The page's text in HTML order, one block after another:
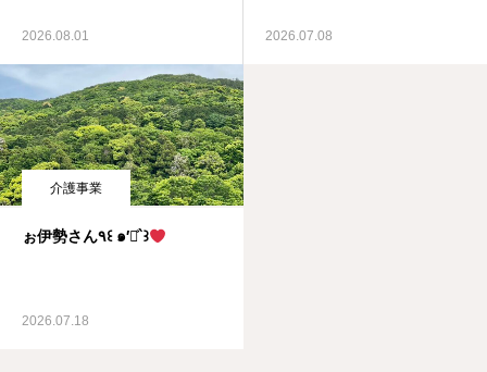
2026.08.01 2026.07.08
介護事業
ぉ伊勢さん٩꒰ ๑′◡͐`꒱
2026.07.18